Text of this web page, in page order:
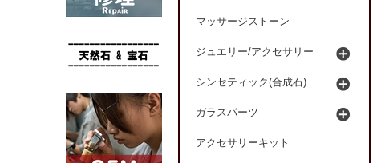
マッサージストーン
ジュエリー/アクセサリー
シンセティック(合成石)
ガラスパーツ
アクセサリーキット